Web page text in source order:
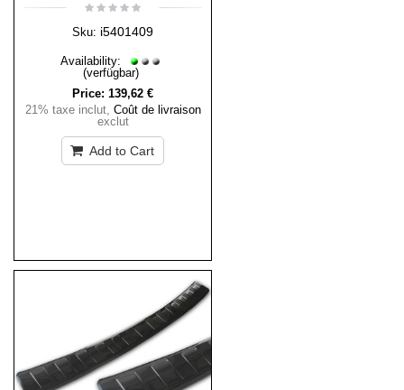
Sku: i5401409
Availability:
(verfügbar)
Price: 139,62 €
21% taxe inclut, Coût de livraison
exclut
Add to Cart